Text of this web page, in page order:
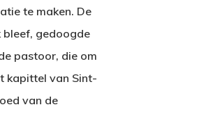
te maken. De
gedoogde
pastoor, die om
kapittel van Sint-
van de